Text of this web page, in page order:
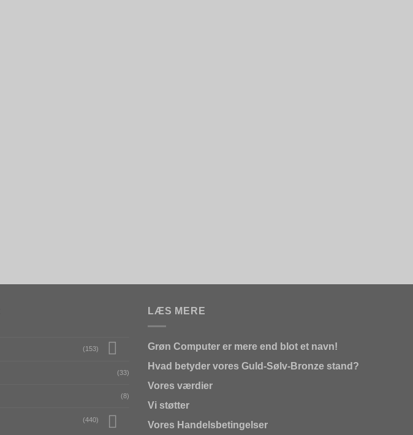
(153)
(33)
(8)
(440)
LÆS MERE
Grøn Computer er mere end blot et navn!
Hvad betyder vores Guld-Sølv-Bronze stand?
Vores værdier
Vi støtter
Vores Handelsbetingelser